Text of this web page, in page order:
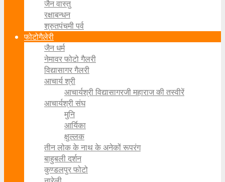
जैन वास्तु
रक्षाबन्धन
श्रुतपंचमी पर्व
फोटोगैलेरी
जैन धर्म
नेमावर फोटो गैलरी
विद्यासागर गैलरी
आचार्य श्री
आचार्यश्री विद्यासागरजी महाराज की तस्वीरें
आचार्यश्री संघ
मुनि
आर्यिका
क्षुल्लक
तीन लोक के नाथ के अनेकों रूपरंग
बाहुबली दर्शन
कुण्डलपुर फोटो